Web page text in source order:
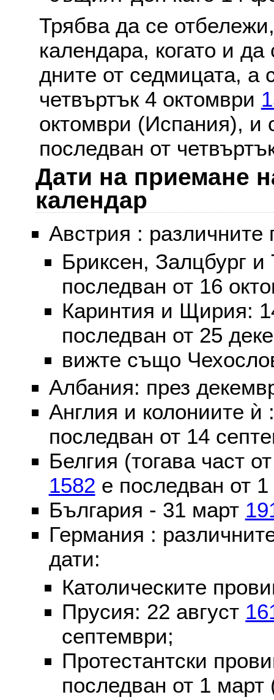
Трябва да се
календара, когато и
дните от седмицата, а
четвъртък 4 октомври
октомври (Испания), и
последван от
Дати на приемане
календар
Австрия :
Бриксен, Залцбург
последван от 16
Каринтия и Щирия:
последван от 25
вижте също
Албания: през
Англия и колониите
последван от 14
Белгия (тогава част
1582 е последван от
България - 31 март
Германия :
дати:
Католическите
Прусия: 22 август
септември;
Протестантски
последван от 1 март